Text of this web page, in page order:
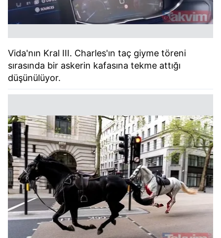
Vida'nın Kral III. Charles'ın taç giyme töreni
sırasında bir askerin kafasına tekme attığı
düşünülüyor.